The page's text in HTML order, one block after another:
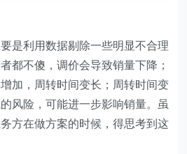
是利用数据剔除一些明显不合理
都不傻，调价会导致销量下降；
加，周转时间变长；周转时间变
风险，可能进一步影响销量。虽
方在做方案的时候，得思考到这